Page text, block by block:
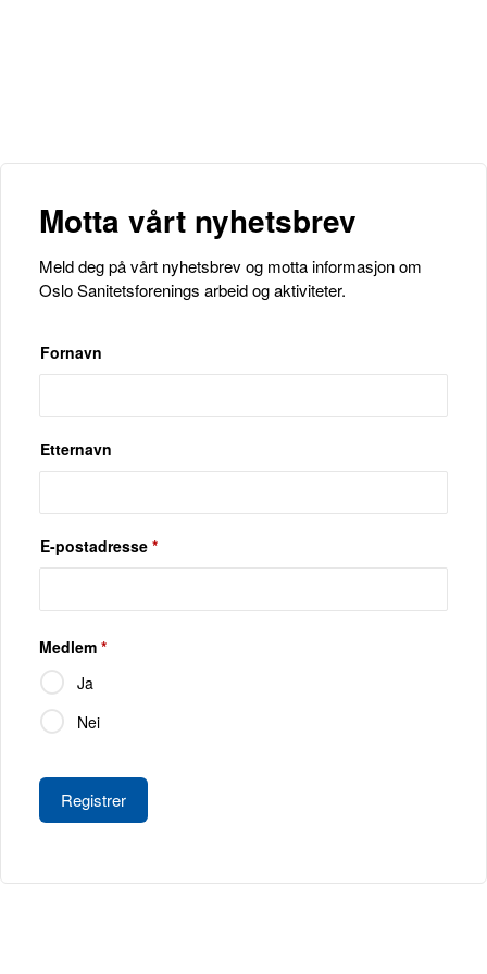
Motta vårt nyhetsbrev
Meld deg på vårt nyhetsbrev og motta informasjon om
Oslo Sanitetsforenings arbeid og aktiviteter.
Fornavn
Etternavn
E-postadresse *
Medlem *
Ja
Nei